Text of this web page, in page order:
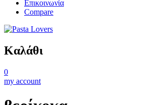
Επικοινωνία
Compare
Καλάθι
0
my account